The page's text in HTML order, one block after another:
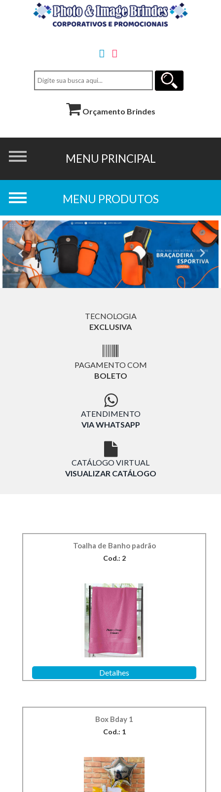
Orçamento Brindes
TECNOLOGIA
EXCLUSIVA
PAGAMENTO COM
BOLETO
ATENDIMENTO
VIA WHATSAPP
CATÁLOGO VIRTUAL
VISUALIZAR CATÁLOGO
Toalha de Banho padrão
Cod.: 2
Detalhes
Box Bday 1
Cod.: 1